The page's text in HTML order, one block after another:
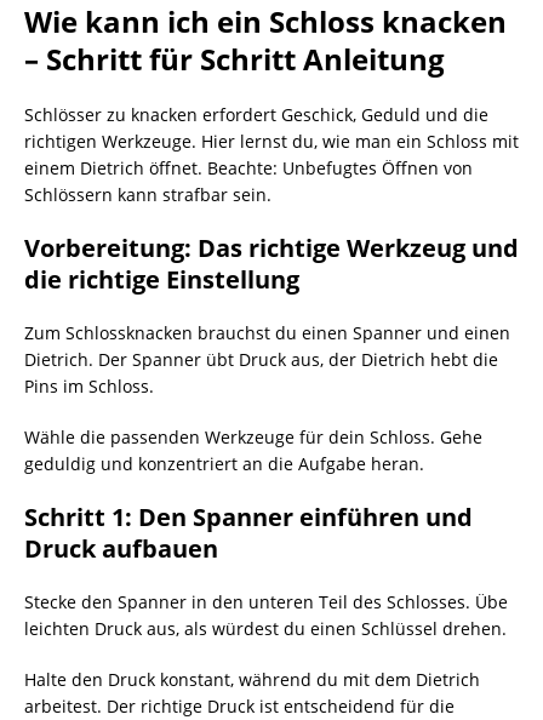
Wie kann ich ein Schloss knacken
– Schritt für Schritt Anleitung
Schlösser zu knacken erfordert Geschick, Geduld und die
richtigen Werkzeuge. Hier lernst du, wie man ein Schloss mit
einem Dietrich öffnet. Beachte: Unbefugtes Öffnen von
Schlössern kann strafbar sein.
Vorbereitung: Das richtige Werkzeug und
die richtige Einstellung
Zum Schlossknacken brauchst du einen Spanner und einen
Dietrich. Der Spanner übt Druck aus, der Dietrich hebt die
Pins im Schloss.
Wähle die passenden Werkzeuge für dein Schloss. Gehe
geduldig und konzentriert an die Aufgabe heran.
Schritt 1: Den Spanner einführen und
Druck aufbauen
Stecke den Spanner in den unteren Teil des Schlosses. Übe
leichten Druck aus, als würdest du einen Schlüssel drehen.
Halte den Druck konstant, während du mit dem Dietrich
arbeitest. Der richtige Druck ist entscheidend für die